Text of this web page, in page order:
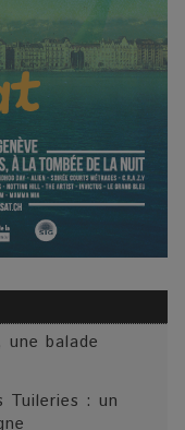
balade
Tuileries : un